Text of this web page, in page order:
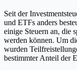
Seit der
und ETFs anders
einige Steuern an, die
werden können. Um
wurden
bestimmter Anteil der